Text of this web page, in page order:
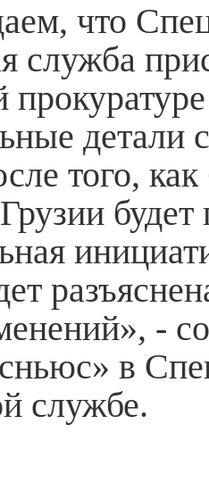
что
служба
детали
того,
будет
-
в
службе.